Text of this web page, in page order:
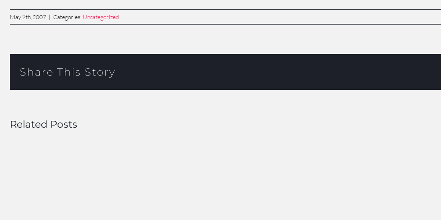
May 9th, 2007 | Categories: Uncategorized
Share This Story
Related Posts